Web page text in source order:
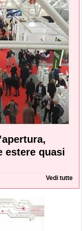
estere quasi
Vedi tutte